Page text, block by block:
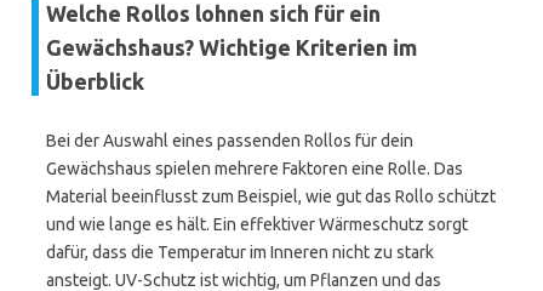
Welche Rollos lohnen sich für ein
Gewächshaus? Wichtige Kriterien im
Überblick
Bei der Auswahl eines passenden Rollos für dein
Gewächshaus spielen mehrere Faktoren eine Rolle. Das
Material beeinflusst zum Beispiel, wie gut das Rollo schützt
und wie lange es hält. Ein effektiver Wärmeschutz sorgt
dafür, dass die Temperatur im Inneren nicht zu stark
ansteigt. UV-Schutz ist wichtig, um Pflanzen und das